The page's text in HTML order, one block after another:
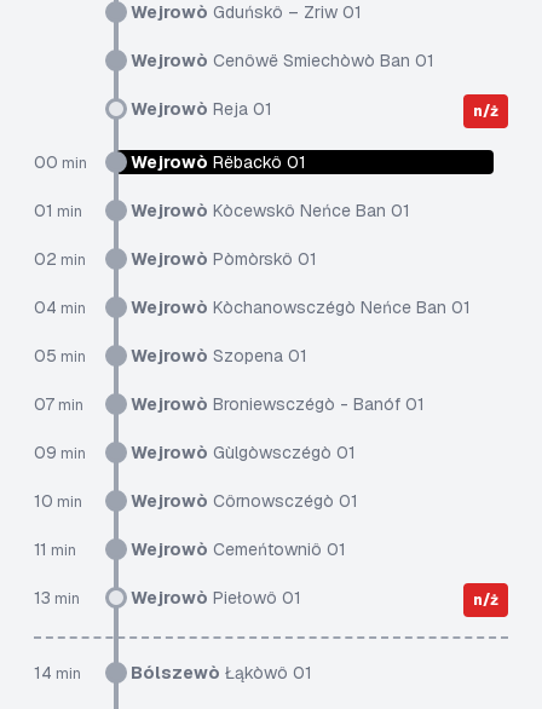
Wejrowò Gduńskô – Zriw 01
Wejrowò Cenôwë Smiechòwò Ban 01
Wejrowò Reja 01 n/ż
00 min Wejrowò Rëbackô 01
01 min Wejrowò Kòcewskô Neńce Ban 01
02 min Wejrowò Pòmòrskô 01
04 min Wejrowò Kòchanowsczégò Neńce Ban 01
05 min Wejrowò Szopena 01
07 min Wejrowò Broniewsczégò - Banóf 01
09 min Wejrowò Gùlgòwsczégò 01
10 min Wejrowò Côrnowsczégò 01
11 min Wejrowò Cemeńtowniô 01
13 min Wejrowò Piełowô 01 n/ż
14 min Bólszewò Łąkòwô 01